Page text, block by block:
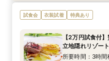
8/22(土)
【自宅で式場見
ライン相談会♪
10:00〜
8/22(土)
【迷っている方
談×次回試食付
10:00〜
17:00〜
8/22(土)
＼前々日〜当日
限定前撮り特典付
9:30〜
15:00〜
8/22(土)
【120名広々】
ゾートウエディン
9:30〜
15:00〜
8/22(土)
【フォト婚】貸
定特典付相談会
9:30〜
15:00〜
8/22(土)
今月限定【130
×特製スイーツ
9:30〜
15:00〜
試食会 衣装試着 特典あり
【2万円試食付
立地隠れリゾート
所要時間：3時間